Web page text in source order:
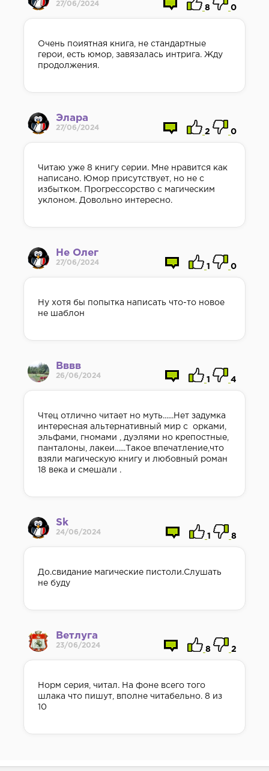
27/06/2024
8 0
Очень поиятная книга, не стандартные
герои, есть юмор, завязалась интрига. Жду
продолжения.
Элара
27/06/2024
2 0
Читаю уже 8 книгу серии. Мне нравится как
написано. Юмор присутствует, но не с
избытком. Прогрессорство с магическим
уклоном. Довольно интересно.
Не Олег
27/06/2024
1 0
Ну хотя бы попытка написать что-то новое
не шаблон
Вввв
26/06/2024
1 4
Чтец отлично читает но муть......Нет задумка
интересная альтернативный мир с орками,
эльфами, гномами , дуэлями но крепостные,
панталоны, лакеи......Такое впечатление,что
взяли магическую книгу и любовный роман
18 века и смешали .
Sk
24/06/2024
1 8
До.свидание магические пистоли.Слушать
не буду
Ветлуга
23/06/2024
8 2
Норм серия, читал. На фоне всего того
шлака что пишут, вполне читабельно. 8 из
10